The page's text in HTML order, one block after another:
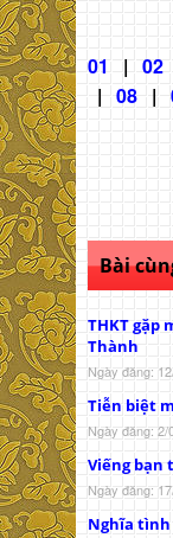
01 | 02
| 08 |
Bài
THKT gặp
Thành
Ngày đăng:
Tiễn biệt
Ngày đăng: 2/
Viếng
Ngày đăng:
Nghĩa tình